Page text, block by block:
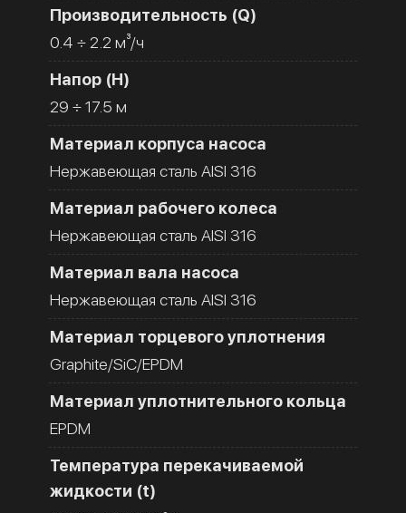
Производительность (Q)
0.4 ÷ 2.2 м³/ч
Напор (H)
29 ÷ 17.5 м
Материал корпуса насоса
Нержавеющая сталь AISI 316
Материал рабочего колеса
Нержавеющая сталь AISI 316
Материал вала насоса
Нержавеющая сталь AISI 316
Материал торцевого уплотнения
Graphite/SiC/EPDM
Материал уплотнительного кольца
EPDM
Температура перекачиваемой
жидкости (t)